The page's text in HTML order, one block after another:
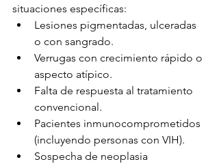
situaciones específicas:
Lesiones pigmentadas, ulceradas
o con sangrado.
Verrugas con crecimiento rápido o
aspecto atípico.
Falta de respuesta al tratamiento
convencional.
Pacientes inmunocomprometidos
(incluyendo personas con VIH).
Sospecha de neoplasia